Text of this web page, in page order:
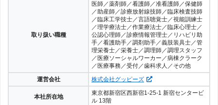
取り扱い職種
医師／薬剤師／看護師／准看護師／保健師
／助産師／診療放射線技師／臨床検査技師
／臨床工学技士／言語聴覚士／視能訓練士
／理学療法士／作業療法士／臨床心理士／
公認心理師／診療情報管理士／リハビリ助
手／看護助手／調剤助手／義肢装具士／管
理栄養士／栄養士／調理師／調理スタッフ
／医療ソーシャルワーカー／病棟クラーク
／医療事務／受付／歯科求人／その他
運営会社
株式会社グッピーズ
本社所在地
東京都新宿区西新宿1-25-1 新宿センタービ
ル 13階